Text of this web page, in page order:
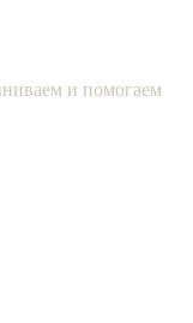
и помогаем